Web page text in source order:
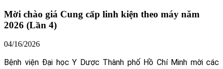
Mời chào giá Cung cấp linh kiện theo máy năm
2026 (Lần 4)
04/16/2026
Bệnh viện Đại học Y Dược Thành phố Hồ Chí Minh mời các